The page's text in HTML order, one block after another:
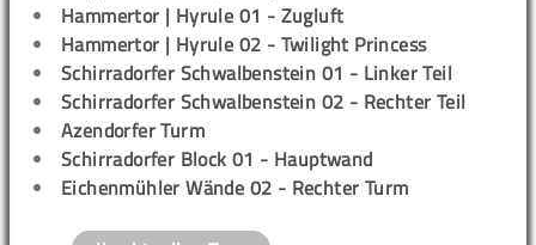
Hammertor | Hyrule 01 - Zugluft
Hammertor | Hyrule 02 - Twilight Princess
Schirradorfer Schwalbenstein 01 - Linker Teil
Schirradorfer Schwalbenstein 02 - Rechter Teil
Azendorfer Turm
Schirradorfer Block 01 - Hauptwand
Eichenmühler Wände 02 - Rechter Turm